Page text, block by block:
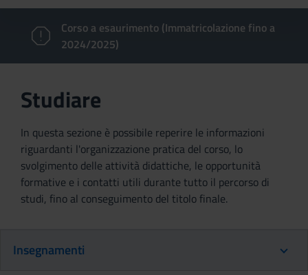
Corso a esaurimento (Immatricolazione fino a
2024/2025)
Studiare
In questa sezione è possibile reperire le informazioni
riguardanti l'organizzazione pratica del corso, lo
svolgimento delle attività didattiche, le opportunità
formative e i contatti utili durante tutto il percorso di
studi, fino al conseguimento del titolo finale.
Insegnamenti